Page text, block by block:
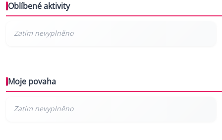
Oblíbené aktivity
Moje povaha